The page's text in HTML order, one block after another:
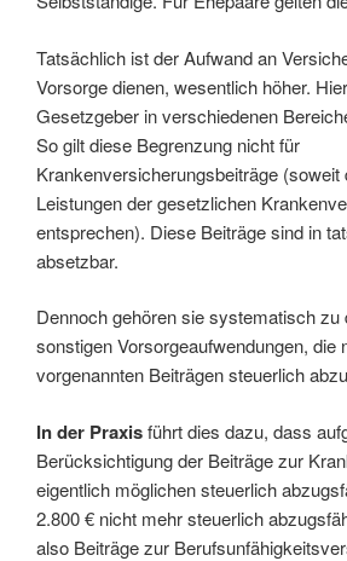
Tatsächlich ist der Aufwand an
Vorsorge dienen, wesentlich höher.
Gesetzgeber in verschiedenen
So gilt diese Begrenzung nicht für
Krankenversicherungsbeiträge (soweit
Leistungen der gesetzlichen
entsprechen). Diese Beiträge sind in
absetzbar.
Dennoch gehören sie systematisch zu
sonstigen Vorsorgeaufwendungen, die
vorgenannten Beiträgen steuerlich
In der Praxisführt dies dazu, dass
Berücksichtigung der Beiträge zur
eigentlich möglichen steuerlich
2.800 € nicht mehr steuerlich
also Beiträge zur